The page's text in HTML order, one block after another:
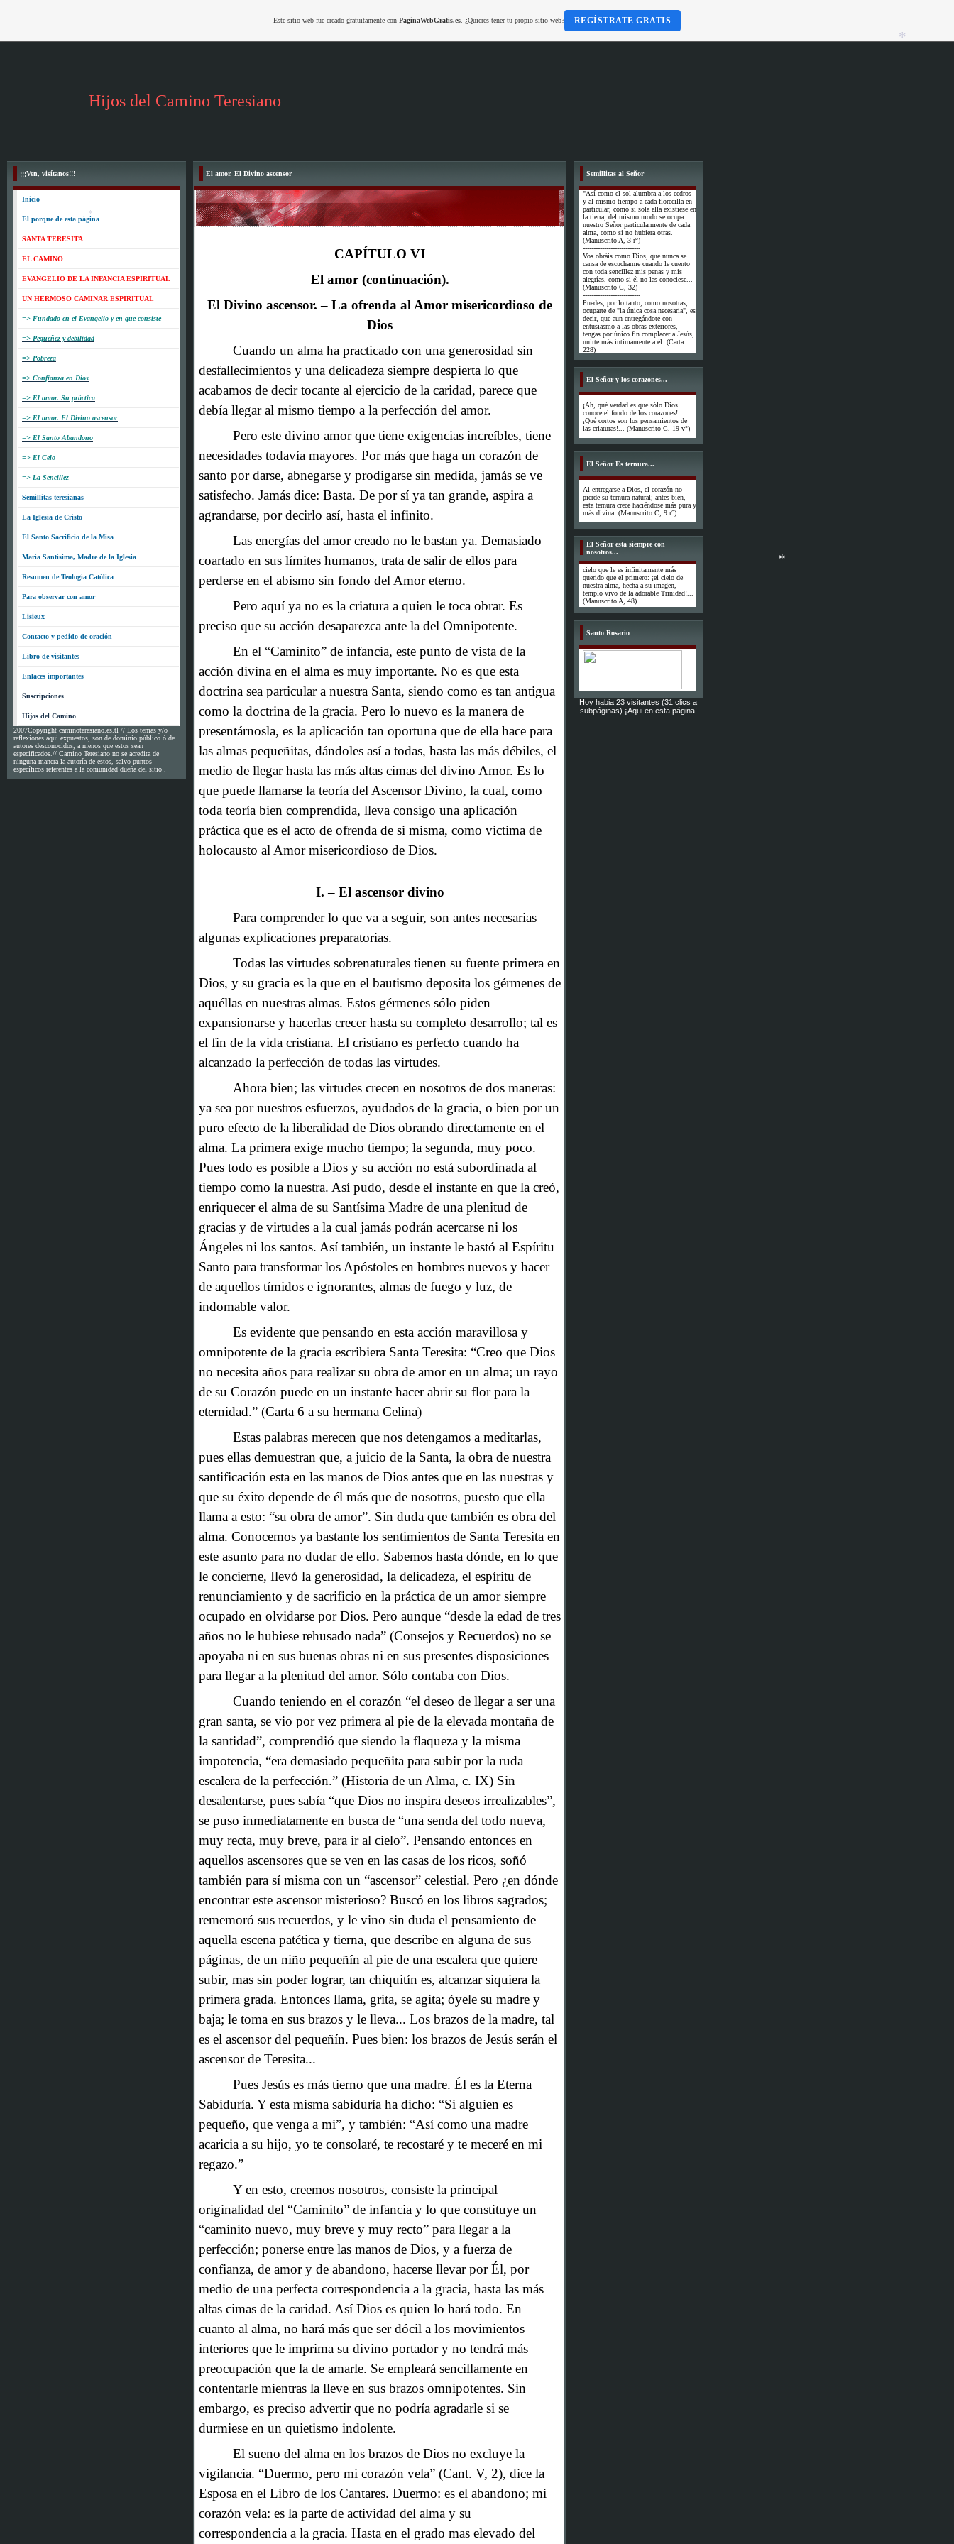
Hijos del Camino Teresiano
¡¡¡Ven, visítanos!!!
Inicio
El porque de esta página
SANTA TERESITA
EL CAMINO
EVANGELIO DE LA INFANCIA ESPIRITUAL
UN HERMOSO CAMINAR ESPIRITUAL
=> Fundado en el Evangelio y en que consiste
=> Pequeñez y debilidad
=> Pobreza
=> Confianza en Dios
=> El amor. Su práctica
=> El amor. El Divino ascensor
=> El Santo Abandono
=> El Celo
=> La Sencillez
Semillitas teresianas
La Iglesia de Cristo
El Santo Sacrifício de la Misa
María Santísima, Madre de la Iglesia
Resumen de Teología Católica
Para observar con amor
Lisieux
Contacto y pedido de oración
Libro de visitantes
Enlaces importantes
Suscripciones
Hijos del Camino
2007Copyright caminoteresiano.es.tl // Los temas y/o
reflexiones aqui expuestos, son de dominio público ó de
autores desconocidos, a menos que estos sean
especificados.// Camino Teresiano no se acredita de
ninguna manera la autoría de estos, salvo puntos
específicos referentes a la comunidad dueña del sitio .
El amor. El Divino ascensor
CAPÍTULO VI
El amor (continuación).
El Divino ascensor. – La ofrenda al Amor misericordioso de
Dios
Cuando un alma ha practicado con una generosidad sin
desfallecimientos y una delicadeza siempre despierta lo que
acabamos de decir tocante al ejercicio de la caridad, parece que
debía llegar al mismo tiempo a la perfección del amor.
Pero este divino amor que tiene exigencias increíbles, tiene
necesidades todavía mayores. Por más que haga un corazón de
santo por darse, abnegarse y prodigarse sin medida, jamás se ve
satisfecho. Jamás dice: Basta. De por sí ya tan grande, aspira a
agrandarse, por decirlo así, hasta el infinito.
Las energías del amor creado no le bastan ya. Demasiado
coartado en sus límites humanos, trata de salir de ellos para
perderse en el abismo sin fondo del Amor eterno.
Pero aquí ya no es la criatura a quien le toca obrar. Es
preciso que su acción desaparezca ante la del Omnipotente.
En el “Caminito” de infancia, este punto de vista de la
acción divina en el alma es muy importante. No es que esta
doctrina sea particular a nuestra Santa, siendo como es tan antigua
como la doctrina de la gracia. Pero lo nuevo es la manera de
presentárnosla, es la aplicación tan oportuna que de ella hace para
las almas pequeñitas, dándoles así a todas, hasta las más débiles, el
medio de llegar hasta las más altas cimas del divino Amor. Es lo
que puede llamarse la teoría del Ascensor Divino, la cual, como
toda teoría bien comprendida, lleva consigo una aplicación
práctica que es el acto de ofrenda de si misma, como victima de
holocausto al Amor misericordioso de Dios.
I. – El ascensor divino
Para comprender lo que va a seguir, son antes necesarias
algunas explicaciones preparatorias.
Todas las virtudes sobrenaturales tienen su fuente primera en
Dios, y su gracia es la que en el bautismo deposita los gérmenes de
aquéllas en nuestras almas. Estos gérmenes sólo piden
expansionarse y hacerlas crecer hasta su completo desarrollo; tal es
el fin de la vida cristiana. El cristiano es perfecto cuando ha
alcanzado la perfección de todas las virtudes.
Ahora bien; las virtudes crecen en nosotros de dos maneras:
ya sea por nuestros esfuerzos, ayudados de la gracia, o bien por un
puro efecto de la liberalidad de Dios obrando directamente en el
alma. La primera exige mucho tiempo; la segunda, muy poco.
Pues todo es posible a Dios y su acción no está subordinada al
tiempo como la nuestra. Así pudo, desde el instante en que la creó,
enriquecer el alma de su Santísima Madre de una plenitud de
gracias y de virtudes a la cual jamás podrán acercarse ni los
Ángeles ni los santos. Así también, un instante le bastó al Espíritu
Santo para transformar los Apóstoles en hombres nuevos y hacer
de aquellos tímidos e ignorantes, almas de fuego y luz, de
indomable valor.
Es evidente que pensando en esta acción maravillosa y
omnipotente de la gracia escribiera Santa Teresita: “Creo que Dios
no necesita años para realizar su obra de amor en un alma; un rayo
de su Corazón puede en un instante hacer abrir su flor para la
eternidad.” (Carta 6 a su hermana Celina)
Estas palabras merecen que nos detengamos a meditarlas,
pues ellas demuestran que, a juicio de la Santa, la obra de nuestra
santificación esta en las manos de Dios antes que en las nuestras y
que su éxito depende de él más que de nosotros, puesto que ella
llama a esto: “su obra de amor”. Sin duda que también es obra del
alma. Conocemos ya bastante los sentimientos de Santa Teresita en
este asunto para no dudar de ello. Sabemos hasta dónde, en lo que
le concierne, Ilevó la generosidad, la delicadeza, el espíritu de
renunciamiento y de sacrificio en la práctica de un amor siempre
ocupado en olvidarse por Dios. Pero aunque “desde la edad de tres
años no le hubiese rehusado nada” (Consejos y Recuerdos) no se
apoyaba ni en sus buenas obras ni en sus presentes disposiciones
para llegar a la plenitud del amor. Sólo contaba con Dios.
Cuando teniendo en el corazón “el deseo de llegar a ser una
gran santa, se vio por vez primera al pie de la elevada montaña de
la santidad”, comprendió que siendo la flaqueza y la misma
impotencia, “era demasiado pequeñita para subir por la ruda
escalera de la perfección.” (Historia de un Alma, c. IX) Sin
desalentarse, pues sabía “que Dios no inspira deseos irrealizables”,
se puso inmediatamente en busca de “una senda del todo nueva,
muy recta, muy breve, para ir al cielo”. Pensando entonces en
aquellos ascensores que se ven en las casas de los ricos, soñó
también para sí misma con un “ascensor” celestial. Pero ¿en dónde
encontrar este ascensor misterioso? Buscó en los libros sagrados;
rememoró sus recuerdos, y le vino sin duda el pensamiento de
aquella escena patética y tierna, que describe en alguna de sus
páginas, de un niño pequeñín al pie de una escalera que quiere
subir, mas sin poder lograr, tan chiquitín es, alcanzar siquiera la
primera grada. Entonces llama, grita, se agita; óyele su madre y
baja; le toma en sus brazos y le lleva... Los brazos de la madre, tal
es el ascensor del pequeñín. Pues bien: los brazos de Jesús serán el
ascensor de Teresita...
Pues Jesús es más tierno que una madre. Él es la Eterna
Sabiduría. Y esta misma sabiduría ha dicho: “Si alguien es
pequeño, que venga a mi”, y también: “Así como una madre
acaricia a su hijo, yo te consolaré, te recostaré y te meceré en mi
regazo.”
Y en esto, creemos nosotros, consiste la principal
originalidad del “Caminito” de infancia y lo que constituye un
“caminito nuevo, muy breve y muy recto” para llegar a la
perfección; ponerse entre las manos de Dios, y a fuerza de
confianza, de amor y de abandono, hacerse llevar por Él, por
medio de una perfecta correspondencia a la gracia, hasta las más
altas cimas de la caridad. Así Dios es quien lo hará todo. En
cuanto al alma, no hará más que ser dócil a los movimientos
interiores que le imprima su divino portador y no tendrá más
preocupación que la de amarle. Se empleará sencillamente en
contentarle mientras la lleve en sus brazos omnipotentes. Sin
embargo, es preciso advertir que no podría agradarle si se
durmiese en un quietismo indolente.
El sueno del alma en los brazos de Dios no excluye la
vigilancia. “Duermo, pero mi corazón vela” (Cant. V, 2), dice la
Esposa en el Libro de los Cantares. Duermo: es el abandono; mi
corazón vela: es la parte de actividad del alma y su
correspondencia a la gracia. Hasta en el grado mas elevado del
Semillitas al Señor
"Así como el sol alumbra a los cedros
y al mismo tiempo a cada florecilla en
particular, como si sola ella existiese en
la tierra, del mismo modo se ocupa
nuestro Señor particularmente de cada
alma, como si no hubiera otras.
(Manuscrito A, 3 r°)
---------------------------
Vos obráis como Dios, que nunca se
cansa de escucharme cuando le cuento
con toda sencillez mis penas y mis
alegrías, como si él no las conociese...
(Manuscrito C, 32)
---------------------------
Puedes, por lo tanto, como nosotras,
ocuparte de "la única cosa necesaria", es
decir, que aun entregándote con
entusiasmo a las obras exteriores,
tengas por único fin complacer a Jesús,
unirte más íntimamente a él. (Carta
228)
El Señor y los corazones...
¡Ah, qué verdad es que sólo Dios
conoce el fondo de los corazones!...
¡Qué cortos son los pensamientos de
las criaturas!... (Manuscrito C, 19 v°)
El Señor Es ternura...
Al entregarse a Dios, el corazón no
pierde su ternura natural; antes bien,
esta ternura crece haciéndose más pura y
más divina. (Manuscrito C, 9 r°)
El Señor esta siempre con
nosotros...
cielo que le es infinitamente más
querido que el primero: ¡el cielo de
nuestra alma, hecha a su imagen,
templo vivo de la adorable Trinidad!...
(Manuscrito A, 48)
Santo Rosario
Hoy habia 23 visitantes (31 clics a
subpáginas) ¡Aqui en esta página!
Este sitio web fue creado gratuitamente con PaginaWebGratis.es. ¿Quieres tener tu propio sitio web? REGÍSTRATE GRATIS
*